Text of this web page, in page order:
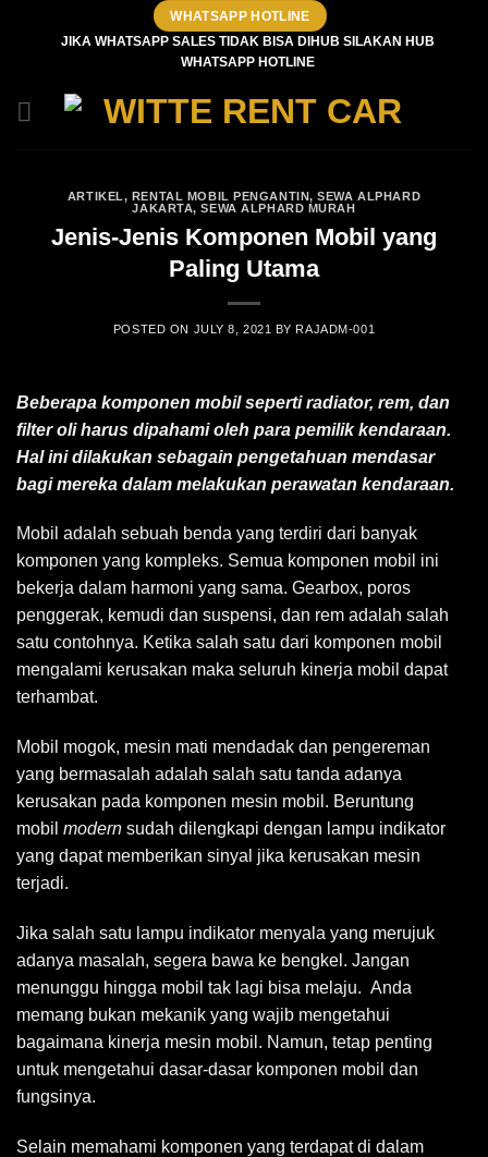
WHATSAPP HOTLINE
JIKA WHATSAPP SALES TIDAK BISA DIHUB SILAKAN HUB
WHATSAPP HOTLINE
ARTIKEL, RENTAL MOBIL PENGANTIN,SEWA ALPHARD
JAKARTA,SEWA ALPHARD MURAH
Jenis-Jenis Komponen Mobil yang
Paling Utama
POSTED ON JULY 8, 2021 BY RAJADM-001
Beberapa komponen mobil seperti radiator, rem, dan
filter oli harus dipahami oleh para pemilik kendaraan.
Hal ini dilakukan sebagain pengetahuan mendasar
bagi mereka dalam melakukan perawatan kendaraan.
Mobil adalah sebuah benda yang terdiri dari banyak
komponen yang kompleks. Semua komponen mobil ini
bekerja dalam harmoni yang sama. Gearbox, poros
penggerak, kemudi dan suspensi, dan rem adalah salah
satu contohnya. Ketika salah satu dari komponen mobil
mengalami kerusakan maka seluruh kinerja mobil dapat
terhambat.
Mobil mogok, mesin mati mendadak dan pengereman
yang bermasalah adalah salah satu tanda adanya
kerusakan pada komponen mesin mobil. Beruntung
mobil modern sudah dilengkapi dengan lampu indikator
yang dapat memberikan sinyal jika kerusakan mesin
terjadi.
Jika salah satu lampu indikator menyala yang merujuk
adanya masalah, segera bawa ke bengkel. Jangan
menunggu hingga mobil tak lagi bisa melaju. Anda
memang bukan mekanik yang wajib mengetahui
bagaimana kinerja mesin mobil. Namun, tetap penting
untuk mengetahui dasar-dasar komponen mobil dan
fungsinya.
Selain memahami komponen yang terdapat di dalam